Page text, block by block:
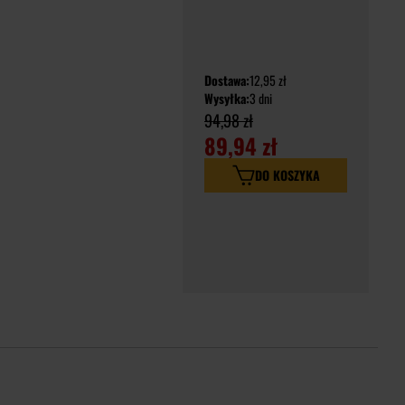
Dostawa:12,95 zł
Wysyłka:3 dni
94,98 zł
89,94 zł
DO KOSZYKA